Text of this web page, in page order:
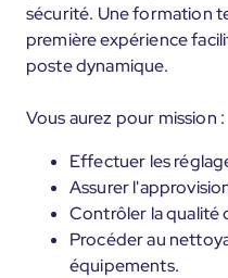
sécurité. Une formation
première expérience
poste dynamique.
Vous aurez pour mission :
Effectuer les
Assurer
Contrôler la qualité
Procéder au
équipements.